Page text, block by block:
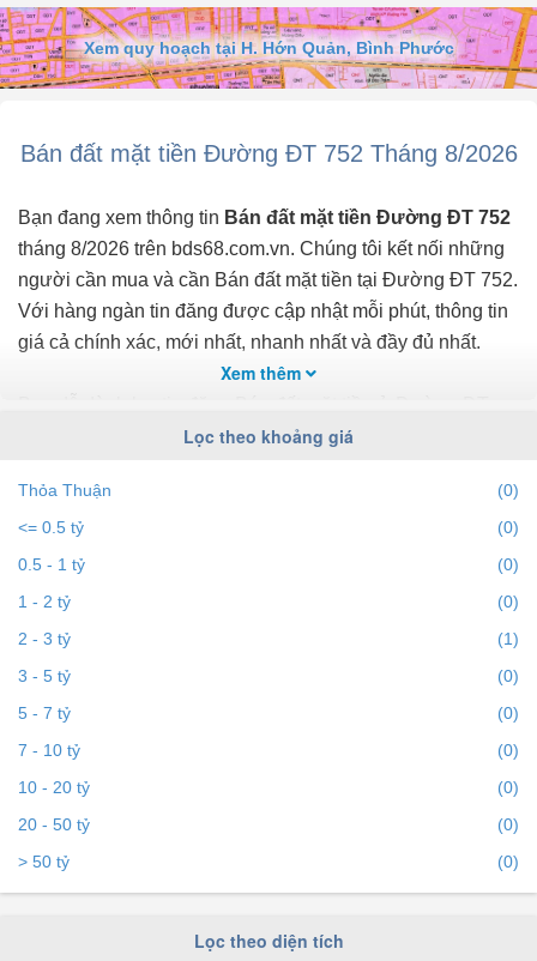
chính của huyện thông qua cửa khẩu Hoa Lư, gần khu công nghiệp
Sikico. Kết nối các đường cao tốc qua các khu công nghiệp Chơn
Thành 1, 2, Becamex, Minh Hưng, Minh Hưng 3, Sikico. Vị trí đắc
địa, kinh doanh mọi ngành nghề.
Xem quy hoạch tại H. Hớn Quản, Bình Phước
Bán đất mặt tiền Đường ĐT 752 Tháng 8/2026
Bạn đang xem thông tin Bán đất mặt tiền Đường ĐT 752
tháng 8/2026 trên bds68.com.vn. Chúng tôi kết nối những
người cần mua và cần Bán đất mặt tiền tại Đường ĐT 752.
Với hàng ngàn tin đăng được cập nhật mỗi phút, thông tin
giá cả chính xác, mới nhất, nhanh nhất và đầy đủ nhất.
752 theo địa điểm, giá, diện tích, dự án, đường phố, số
với tính năng gợi ý những batdongsan liền kề cùng mức
giá giúp bạn dễ dàng tìm ra chính chủ của BĐS.
Để việc tìm
bds68.com.vn. Nếu bạn có bất động sản muốn bán, bạn có
thểđăng tin Bán đất mặt tiền miễn phí
cận với hàng ngàn người.
Xem thêm
Lọc theo khoảng giá
Thỏa Thuận
(0)
<= 0.5 tỷ
(0)
0.5 - 1 tỷ
(0)
1 - 2 tỷ
(0)
2 - 3 tỷ
(1)
3 - 5 tỷ
(0)
5 - 7 tỷ
(0)
7 - 10 tỷ
(0)
10 - 20 tỷ
(0)
20 - 50 tỷ
(0)
> 50 tỷ
(0)
Lọc theo diện tích